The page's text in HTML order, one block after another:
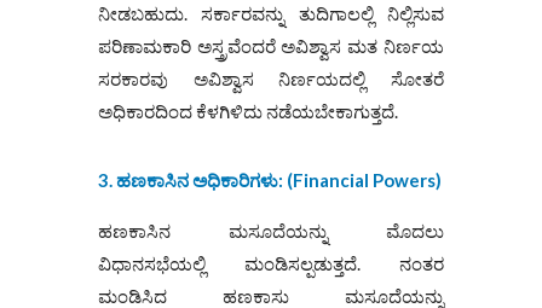
ನೀಡಬಹುದು. ಸರ್ಕಾರವನ್ನು ತುದಿಗಾಲಲ್ಲಿ ನಿಲ್ಲಿಸುವ
ಪರಿಣಾಮಕಾರಿ ಅಸ್ತ್ರವೆಂದರೆ ಅವಿಶ್ವಾಸ ಮತ ನಿರ್ಣಯ
ಸರಕಾರವು ಅವಿಶ್ವಾಸ ನಿರ್ಣಯದಲ್ಲಿ ಸೋತರೆ
ಅಧಿಕಾರದಿಂದ ಕೆಳಗಿಳಿದು ನಡೆಯಬೇಕಾಗುತ್ತದೆ.
3. ಹಣಕಾಸಿನ ಅಧಿಕಾರಿಗಳು: (Financial Powers)
ಹಣಕಾಸಿನ ಮಸೂದೆಯನ್ನು ಮೊದಲು
ವಿಧಾನಸಭೆಯಲ್ಲಿ ಮಂಡಿಸಲ್ಪಡುತ್ತದೆ. ನಂತರ
ಮಂಡಿಸಿದ ಹಣಕಾಸು ಮಸೂದೆಯನ್ನು